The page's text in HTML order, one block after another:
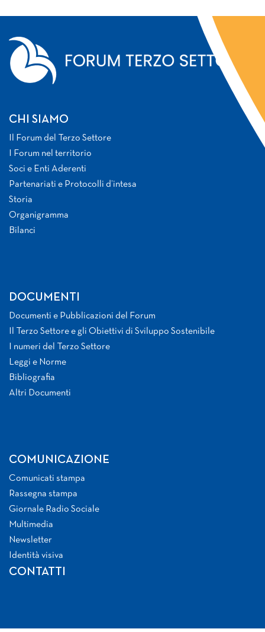
CHI SIAMO
Il Forum del Terzo Settore
I Forum nel territorio
Soci e Enti Aderenti
Partenariati e Protocolli d’intesa
Storia
Organigramma
Bilanci
DOCUMENTI
Documenti e Pubblicazioni del Forum
Il Terzo Settore e gli Obiettivi di Sviluppo Sostenibile
I numeri del Terzo Settore
Leggi e Norme
Bibliografia
Altri Documenti
COMUNICAZIONE
Comunicati stampa
Rassegna stampa
Giornale Radio Sociale
Multimedia
Newsletter
Identità visiva
CONTATTI